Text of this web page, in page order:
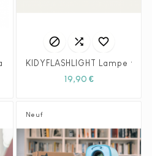
Wave verte - Little L
  
KIDYFLASHLIGHT Lampe
19,90 €Prix
Neuf